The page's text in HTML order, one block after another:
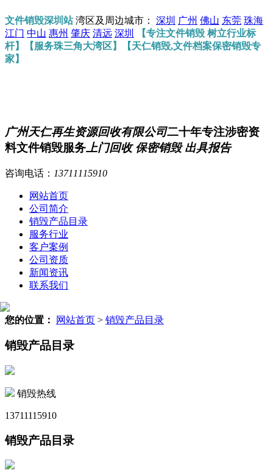
文件销毁深圳站湾区及周边城市： 深圳 广州 佛山 东莞 珠海
江门 中山 惠州 肇庆 清远 深圳
【专注文件销毁 树立行业标
杆】【服务珠三角大湾区】【天仁销毁,文件档案保密销毁专
家】
广州天仁再生资源回收有限公司二十年专注涉密资
料文件销毁服务 上门回收 保密销毁 出具报告
咨询电话： 13711115910
网站首页
公司简介
销毁产品目录
服务行业
客户案例
公司资质
新闻资讯
联系我们
您的位置： 网站首页 > 销毁产品目录
销毁产品目录
销毁热线
13711115910
销毁产品目录